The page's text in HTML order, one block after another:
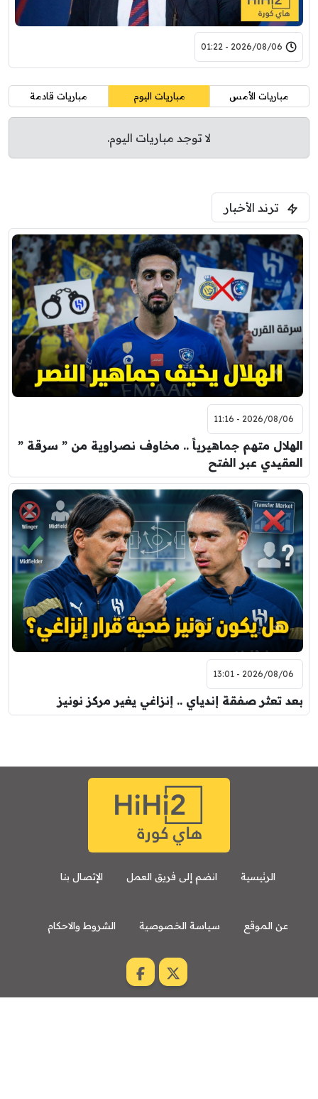
2026/08/06 - 01:22
مباريات الأمس مباريات اليوم مباريات قادمة
لا توجد مباريات اليوم.
ترند الأخبار
2026/08/06 - 11:16
الهلال متهم جماهيرياً .. مخاوف نصراوية من ” سرقة ”
العقيدي عبر الفتح
2026/08/06 - 13:01
بعد تعثر صفقة إندياي .. إنزاغي يغير مركز نونيز
الرئيسية انضم إلى فريق العمل الإتصال بنا
عن الموقع سياسة الخصوصية الشروط والاحكام